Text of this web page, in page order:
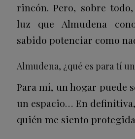
rincón. Pero, sobre
luz que Almudena
sabido potenciar como
Almudena, ¿qué es para tí
Para mí, un hogar puede
un espacio… En
quién me siento